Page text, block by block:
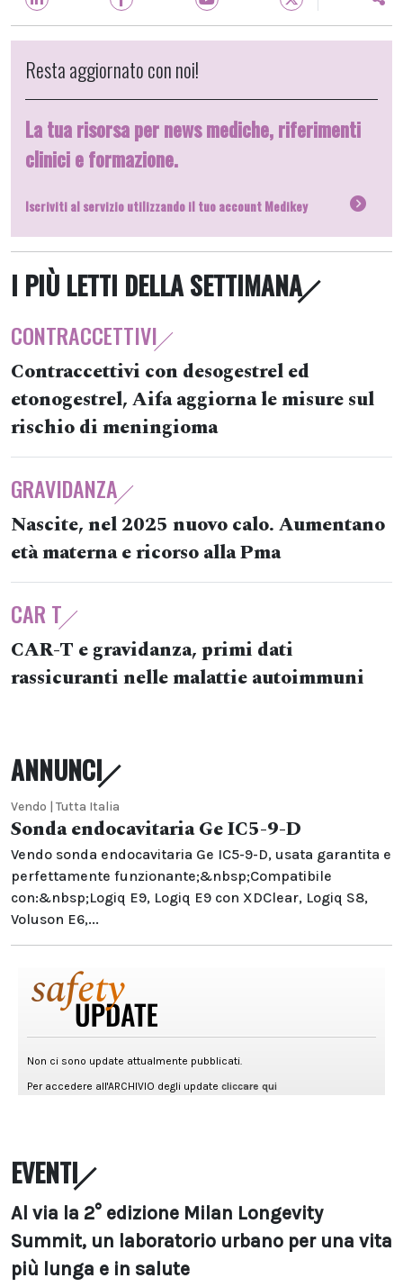
Resta aggiornato con noi!
La tua risorsa per news mediche, riferimenti
clinici e formazione.
Iscriviti al servizio utilizzando il tuo account Medikey
I PIÙ LETTI DELLA SETTIMANA
CONTRACCETTIVI
Contraccettivi con desogestrel ed
etonogestrel, Aifa aggiorna le misure sul
rischio di meningioma
GRAVIDANZA
Nascite, nel 2025 nuovo calo. Aumentano
età materna e ricorso alla Pma
CAR T
CAR-T e gravidanza, primi dati
rassicuranti nelle malattie autoimmuni
ANNUNCI
Vendo | Tutta Italia
Sonda endocavitaria Ge IC5-9-D
Vendo sonda endocavitaria Ge IC5-9-D, usata garantita e
perfettamente funzionante;&nbsp;Compatibile
con:&nbsp;Logiq E9, Logiq E9 con XDClear, Logiq S8,
Voluson E6,...
EVENTI
Al via la 2° edizione Milan Longevity
Summit, un laboratorio urbano per una vita
più lunga e in salute